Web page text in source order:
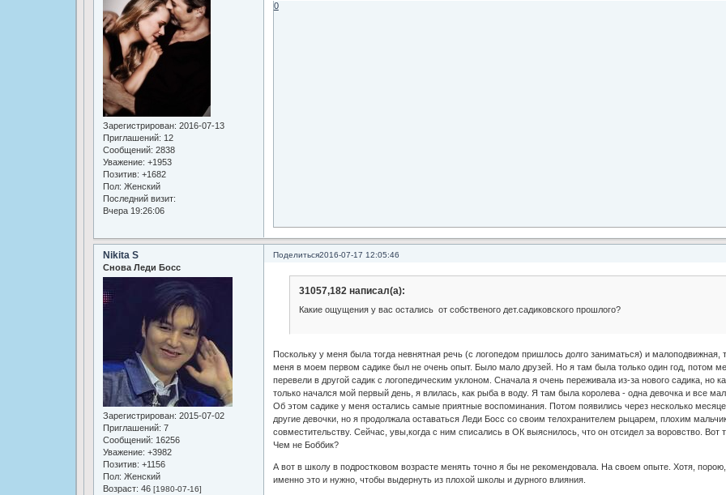
Зарегистрирован: 2016-07-13
Приглашений: 12
Сообщений: 2838
Уважение: +1953
Позитив: +1682
Пол: Женский
Последний визит:
Вчера 19:26:06
0
Поделиться2016-07-17 12:05:46
Nikita S
Снова Леди Босс
Зарегистрирован: 2015-07-02
Приглашений: 7
Сообщений: 16256
Уважение: +3982
Позитив: +1156
Пол: Женский
Возраст: 46 [1980-07-16]
31057,182 написал(а):
Какие ощущения у вас остались от собственого дет.садиковского прошлого?
Поскольку у меня была тогда невнятная речь (с логопедом пришлось долго заниматься) и малоподвижная,
меня в моем первом садике был не очень опыт. Было мало друзей. Но я там была только один год, потом
перевели в другой садик с логопедическим уклоном. Сначала я очень переживала из-за нового садика, но
только начался мой первый день, я влилась, как рыба в воду. Я там была королева - одна девочка и все
Об этом садике у меня остались самые приятные воспоминания. Потом появились через несколько
другие девочки, но я продолжала оставаться Леди Босс со своим телохранителем рыцарем, плохим
совместительству. Сейчас, увы,когда с ним списались в ОК выяснилось, что он отсидел за воровство. Вот
Чем не Боббик?
А вот в школу в подростковом возрасте менять точно я бы не рекомендовала. На своем опыте. Хотя, порою,
именно это и нужно, чтобы выдернуть из плохой школы и дурного влияния.